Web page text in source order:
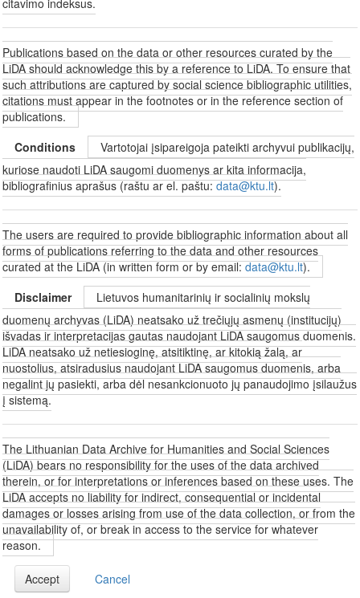
Publications based on the data or other resources curated by the
LiDA should acknowledge this by a reference to LiDA. To ensure that
such attributions are captured by social science bibliographic utilities,
citations must appear in the footnotes or in the reference section of
publications.
Conditions
Vartotojai įsipareigoja pateikti archyvui publikacijų,
kuriose naudoti LiDA saugomi duomenys ar kita informacija,
bibliografinius aprašus (raštu ar el. paštu:data@ktu.lt).
The users are required to provide bibliographic information about all
forms of publications referring to the data and other resources
curated at the LiDA (in written form or by email:data@ktu.lt).
Disclaimer
Lietuvos humanitarinių ir socialinių mokslų
duomenų archyvas (LiDA) neatsako už trečiųjų asmenų (institucijų)
išvadas ir interpretacijas gautas naudojant LiDA saugomus duomenis.
LiDA neatsako už netiesioginę, atsitiktinę, ar kitokią žalą, ar
nuostolius, atsiradusius naudojant LiDA saugomus duomenis, arba
negalint jų pasiekti, arba dėl nesankcionuoto jų panaudojimo įsilaužus
į sistemą.
The Lithuanian Data Archive for Humanities and Social Sciences
(LiDA) bears no responsibility for the uses of the data archived
therein, or for interpretations or inferences based on these uses. The
LiDA accepts no liability for indirect, consequential or incidental
damages or losses arising from use of the data collection, or from the
unavailability of, or break in access to the service for whatever
reason.
Accept Cancel